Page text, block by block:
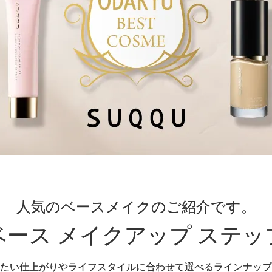
人気のベースメイクのご紹介です。
ース メイクアップ ステッ
い仕上がりやライフスタイルに合わせて選べるラインナッ